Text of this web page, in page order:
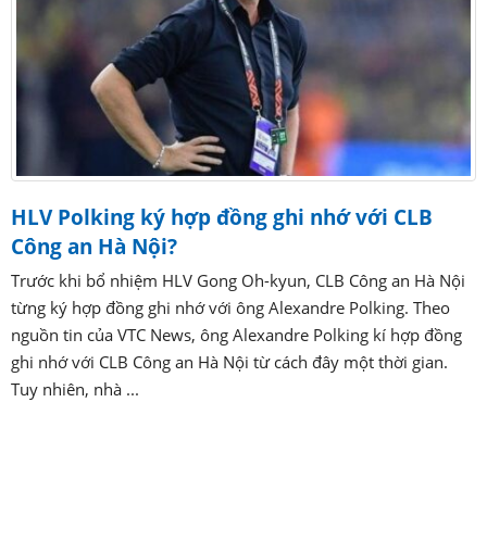
HLV Polking ký hợp đồng ghi nhớ với CLB
Công an Hà Nội?
Trước khi bổ nhiệm HLV Gong Oh-kyun, CLB Công an Hà Nội
từng ký hợp đồng ghi nhớ với ông Alexandre Polking. Theo
nguồn tin của VTC News, ông Alexandre Polking kí hợp đồng
ghi nhớ với CLB Công an Hà Nội từ cách đây một thời gian.
Tuy nhiên, nhà ...